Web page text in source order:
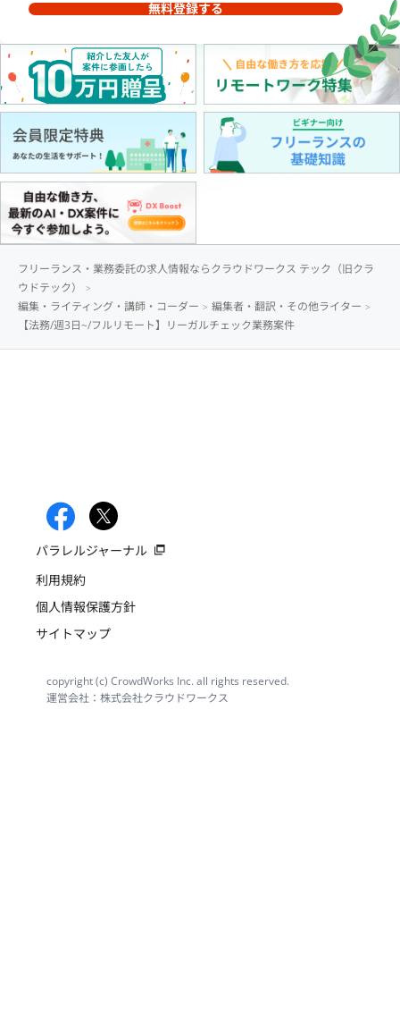
無料登録する
フリーランス・業務委託の求人情報ならクラウドワークス テック（旧クラ
ウドテック）
編集・ライティング・講師・コーダー
編集者・翻訳・その他ライター
【法務/週3日~/フルリモート】リーガルチェック業務案件
パラレルジャーナル
利用規約
個人情報保護方針
サイトマップ
copyright (c) CrowdWorks Inc. all rights reserved.
運営会社：株式会社クラウドワークス